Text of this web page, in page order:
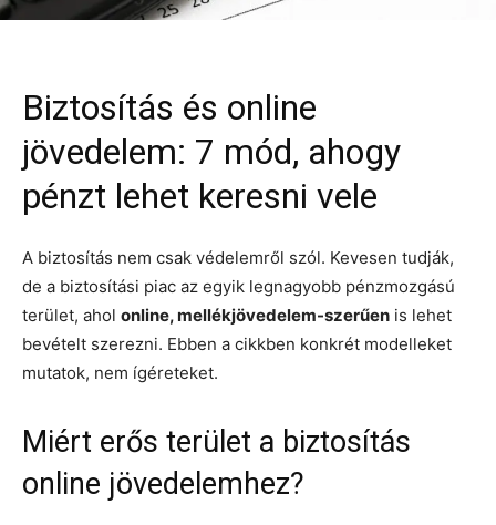
Biztosítás és online
jövedelem: 7 mód, ahogy
pénzt lehet keresni vele
A biztosítás nem csak védelemről szól. Kevesen tudják,
de a biztosítási piac az egyik legnagyobb pénzmozgású
terület, ahol online, mellékjövedelem-szerűen is lehet
bevételt szerezni. Ebben a cikkben konkrét modelleket
mutatok, nem ígéreteket.
Miért erős terület a biztosítás
online jövedelemhez?